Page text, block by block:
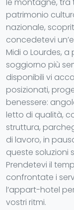
patrimonio
nazionale,
concedetevi
Midi o Lourdes,
soggiorno più
disponibili vi
posizionati,
benessere:
letto di qualità,
struttura,
di lavoro, in
queste soluzioni
Prendetevi il
confrontate i
l’appart-hotel
vostri ritmi.